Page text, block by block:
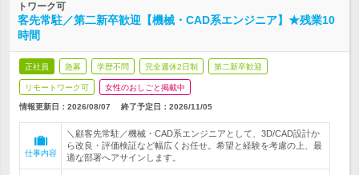
トワーク可
客先常駐／第二新卒歓迎【機械・CAD系エンジニア】★残業10
時間
正社員 急募 学歴不問 完全週休2日制 第二新卒歓迎
リモートワーク可 女性のおしごと掲載中
情報更新日：2026/08/07 終了予定日： 2026/11/05
仕事内容
＼顧客先常駐／機械・CAD系エンジニアとして、3D/CAD設計か
ら改良・評価検証など幅広くお任せ。希望と経験を考慮の上、最
適な部署へアサインします。